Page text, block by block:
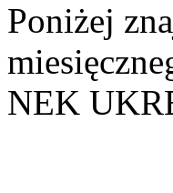
Poniżej
NEK